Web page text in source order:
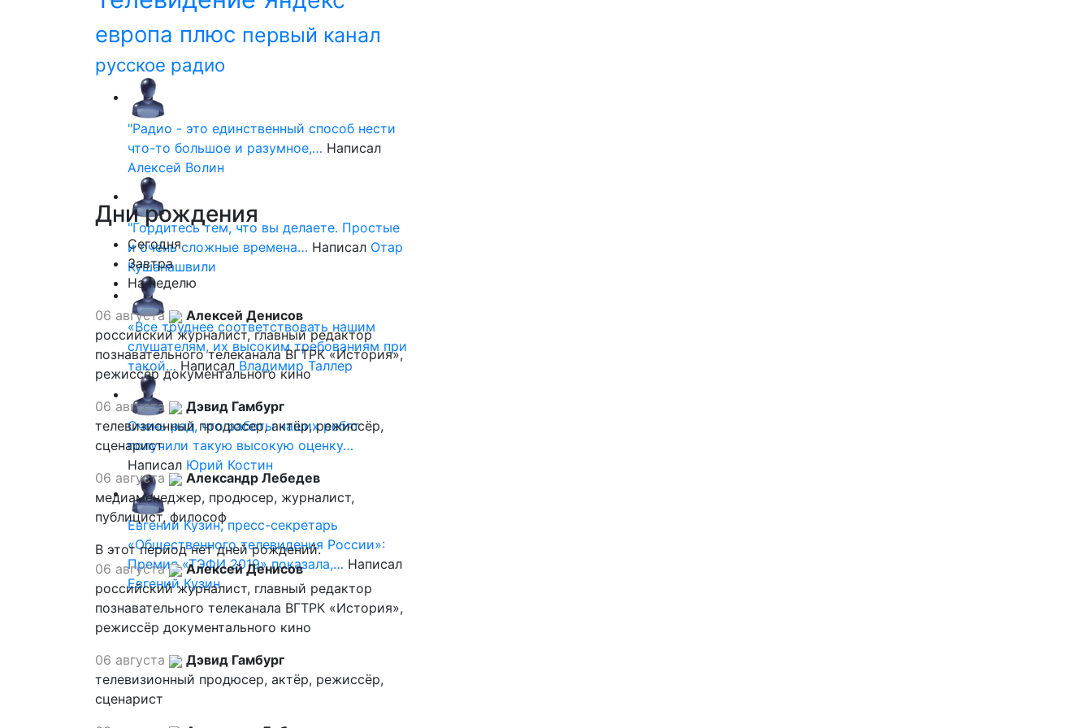
европа плюс первый канал
русское радио
"Радио - это единственный способ нести
что-то большое и разумное,… Написал
Алексей Волин
"Гордитесь тем, что вы делаете. Простые
и очень сложные времена… Написал Отар
Кушанашвили
«Все труднее соответствовать нашим
слушателям, их высоким требованиям при
такой… Написал Владимир Таллер
Очень рад, что работы наших ребят
получили такую высокую оценку…
Написал Юрий Костин
Евгений Кузин, пресс-секретарь
«Общественного телевидения России»:
Премия «ТЭФИ 2019» показала,… Написал
Евгений Кузин
Днирождения
Сегодня
Завтра
На неделю
06 августа
Алексей Денисов
российский журналист, главный редактор
познавательного телеканала ВГТРК «История»,
режиссёр документального кино
06 августа
Дэвид Гамбург
телевизионный продюсер, актёр, режиссёр,
сценарист
06 августа
Александр Лебедев
медиаменеджер, продюсер, журналист,
публицист, философ
В этот период нет дней рождений.
06 августа
Алексей Денисов
российский журналист, главный редактор
познавательного телеканала ВГТРК «История»,
режиссёр документального кино
06 августа
Дэвид Гамбург
телевизионный продюсер, актёр, режиссёр,
сценарист